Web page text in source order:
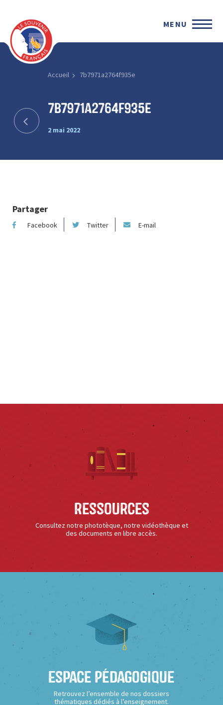
MENU
Accueil 7b7971a2764f935e
7b7971a2764f935e
2 mai 2022
Partager
Facebook Twitter E-mail
Ressources
Consultez notre phototèque, notre vidéothèque et
des documents en libre accès.
Espace Pédagogique
Retrouvez l’ensemble de nos dossiers
thématiques dédiés à l’enseignement.